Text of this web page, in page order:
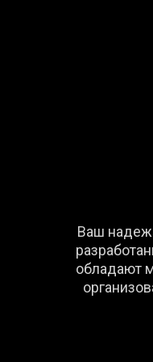
Ваш
обладают